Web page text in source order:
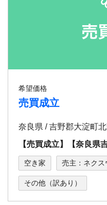
希望価格
売買成立
奈良県 / 吉野郡⼤淀町
【売買成立】【奈良県
空き家 売主：ネクス
その他（訳あり）